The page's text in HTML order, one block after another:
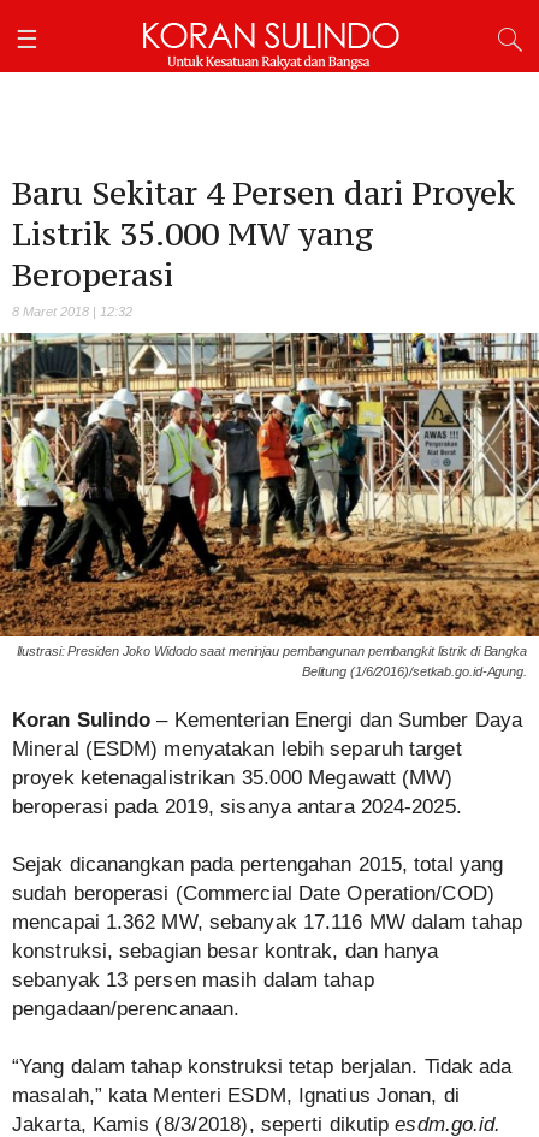
Baru Sekitar 4 Persen dari Proyek
Listrik 35.000 MW yang
Beroperasi
8 Maret 2018 | 12:32
Ilustrasi: Presiden Joko Widodo saat meninjau pembangunan pembangkit listrik di Bangka
Belitung (1/6/2016)/setkab.go.id-Agung.
Koran Sulindo – Kementerian Energi dan Sumber Daya
Mineral (ESDM) menyatakan lebih separuh target
proyek ketenagalistrikan 35.000 Megawatt (MW)
beroperasi pada 2019, sisanya antara 2024-2025.
Sejak dicanangkan pada pertengahan 2015, total yang
sudah beroperasi (Commercial Date Operation/COD)
mencapai 1.362 MW, sebanyak 17.116 MW dalam tahap
konstruksi, sebagian besar kontrak, dan hanya
sebanyak 13 persen masih dalam tahap
pengadaan/perencanaan.
“Yang dalam tahap konstruksi tetap berjalan. Tidak ada
masalah,” kata Menteri ESDM, Ignatius Jonan, di
Jakarta, Kamis (8/3/2018), seperti dikutipesdm.go.id.